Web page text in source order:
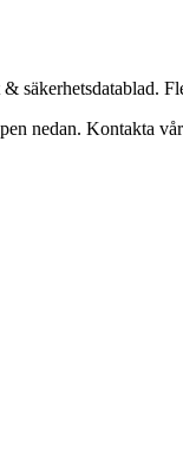
säkerhetsdatablad.
nedan. Kontakta